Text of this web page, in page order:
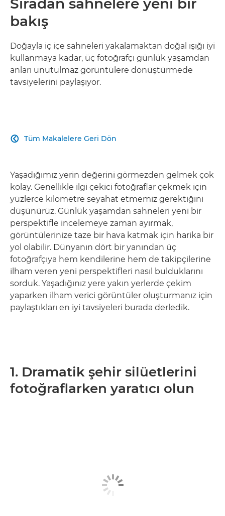
Sıradan sahnelere yeni bir
bakış
Doğayla iç içe sahneleri yakalamaktan doğal ışığı iyi
kullanmaya kadar, üç fotoğrafçı günlük yaşamdan
anları unutulmaz görüntülere dönüştürmede
tavsiyelerini paylaşıyor.
Tüm Makalelere Geri Dön

Yaşadığımız yerin değerini görmezden gelmek çok
kolay. Genellikle ilgi çekici fotoğraflar çekmek için
yüzlerce kilometre seyahat etmemiz gerektiğini
düşünürüz. Günlük yaşamdan sahneleri yeni bir
perspektifle incelemeye zaman ayırmak,
görüntülerinize taze bir hava katmak için harika bir
yol olabilir. Dünyanın dört bir yanından üç
fotoğrafçıya hem kendilerine hem de takipçilerine
ilham veren yeni perspektifleri nasıl bulduklarını
sorduk. Yaşadığınız yere yakın yerlerde çekim
yaparken ilham verici görüntüler oluşturmanız için
paylaştıkları en iyi tavsiyeleri burada derledik.
1. Dramatik şehir silüetlerini
fotoğraflarken yaratıcı olun